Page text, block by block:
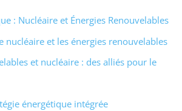
: Nucléaire et Énergies Renouvelables
nucléaire et les énergies renouvelables
et nucléaire : des alliés pour le
énergétique intégrée